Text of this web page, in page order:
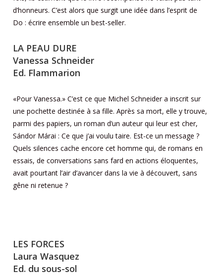
d’honneurs. C’est alors que surgit une idée dans l’esprit de
Do : écrire ensemble un best-seller.
LA PEAU DURE
Vanessa Schneider
Ed. Flammarion
«Pour Vanessa.» C’est ce que Michel Schneider a inscrit sur
une pochette destinée à sa fille. Après sa mort, elle y trouve,
parmi des papiers, un roman d’un auteur qui leur est cher,
Sándor Márai : Ce que j’ai voulu taire. Est-ce un message ?
Quels silences cache encore cet homme qui, de romans en
essais, de conversations sans fard en actions éloquentes,
avait pourtant l’air d’avancer dans la vie à découvert, sans
gêne ni retenue ?
LES FORCES
Laura Wasquez
Ed. du sous-sol